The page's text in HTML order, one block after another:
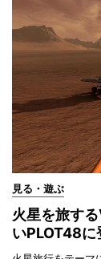
見る・遊ぶ
火星を旅す
いPLOT48に